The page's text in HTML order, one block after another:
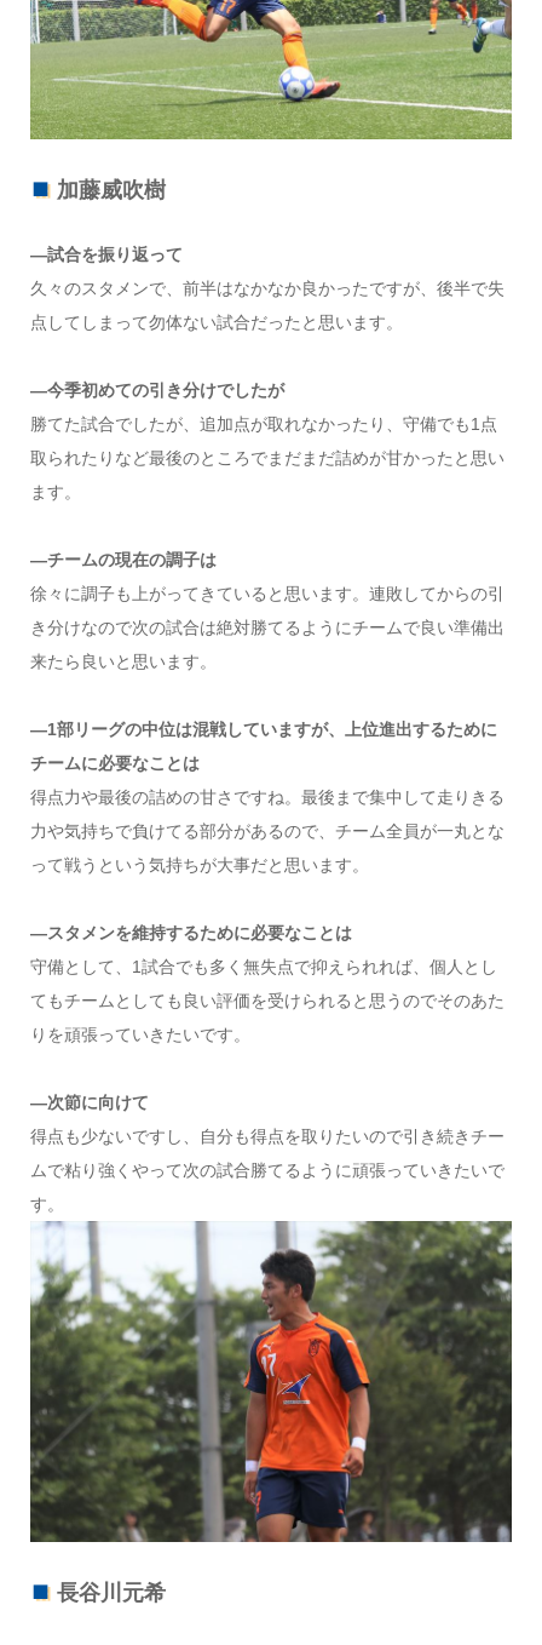
加藤威吹樹
―試合を振り返って
久々のスタメンで、前半はなかなか良かったですが、後半で失
点してしまって勿体ない試合だったと思います。
―今季初めての引き分けでしたが
勝てた試合でしたが、追加点が取れなかったり、守備でも1点
取られたりなど最後のところでまだまだ詰めが甘かったと思い
ます。
―チームの現在の調子は
徐々に調子も上がってきていると思います。連敗してからの引
き分けなので次の試合は絶対勝てるようにチームで良い準備出
来たら良いと思います。
―1部リーグの中位は混戦していますが、上位進出するために
チームに必要なことは
得点力や最後の詰めの甘さですね。最後まで集中して走りきる
力や気持ちで負けてる部分があるので、チーム全員が一丸とな
って戦うという気持ちが大事だと思います。
―スタメンを維持するために必要なことは
守備として、1試合でも多く無失点で抑えられれば、個人とし
てもチームとしても良い評価を受けられると思うのでそのあた
りを頑張っていきたいです。
―次節に向けて
得点も少ないですし、自分も得点を取りたいので引き続きチー
ムで粘り強くやって次の試合勝てるように頑張っていきたいで
す。
長谷川元希